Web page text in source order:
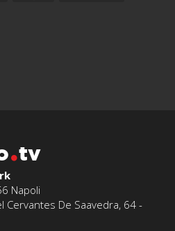
tv
Napoli
Cervantes De Saavedra, 64 -